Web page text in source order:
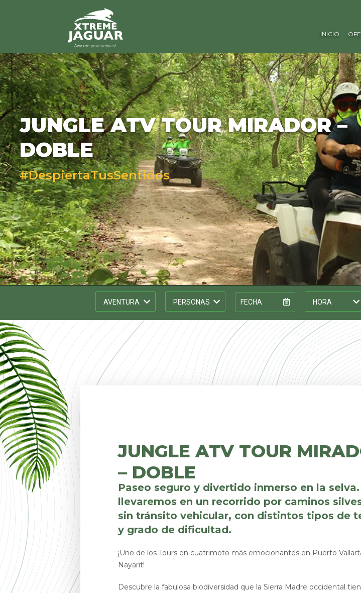
INICIO
JUNGLE ATV TOUR MIRADOR –
DOBLE
#DespiertaTusSentidos
JUNGLE ATV TOUR
– DOBLE
Paseo seguro y divertido inmerso en la selva.
llevaremos en un recorrido por caminos
sin tránsito vehicular, con distintos tipos de
y grado de dificultad.
¡Uno de los Tours en cuatrimoto más emocionantes en Puerto
Nayarit!
Descubre la fabulosa biodiversidad que la Sierra Madre occidental